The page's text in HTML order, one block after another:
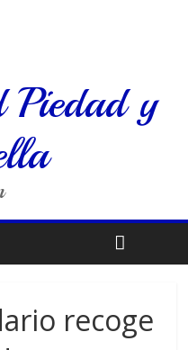
Piedad y
recoge